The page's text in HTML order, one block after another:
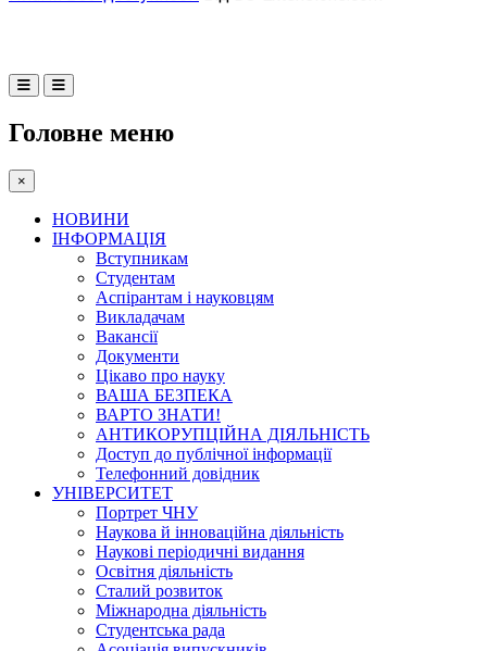
Головне меню
×
НОВИНИ
ІНФОРМАЦІЯ
Вступникам
Студентам
Аспірантам і науковцям
Викладачам
Вакансії
Документи
Цікаво про науку
ВАША БЕЗПЕКА
ВАРТО ЗНАТИ!
АНТИКОРУПЦІЙНА ДІЯЛЬНІСТЬ
Доступ до публічної інформації
Телефонний довідник
УНІВЕРСИТЕТ
Портрет ЧНУ
Наукова й інноваційна діяльність
Наукові періодичні видання
Освітня діяльність
Сталий розвиток
Міжнародна діяльність
Студентська рада